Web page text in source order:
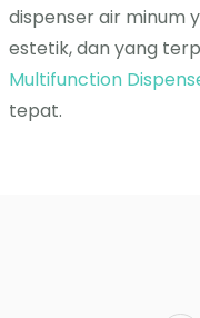
dispenser air minum
estetik, dan yang
Multifunction
tepat.